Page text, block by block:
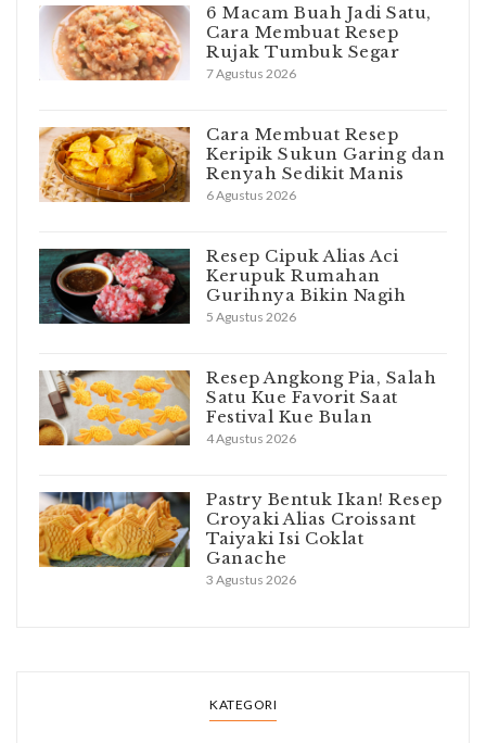
6 Macam Buah Jadi Satu,
Cara Membuat Resep
Rujak Tumbuk Segar
7 Agustus 2026
Cara Membuat Resep
Keripik Sukun Garing dan
Renyah Sedikit Manis
6 Agustus 2026
Resep Cipuk Alias Aci
Kerupuk Rumahan
Gurihnya Bikin Nagih
5 Agustus 2026
Resep Angkong Pia, Salah
Satu Kue Favorit Saat
Festival Kue Bulan
4 Agustus 2026
Pastry Bentuk Ikan! Resep
Croyaki Alias Croissant
Taiyaki Isi Coklat
Ganache
3 Agustus 2026
KATEGORI